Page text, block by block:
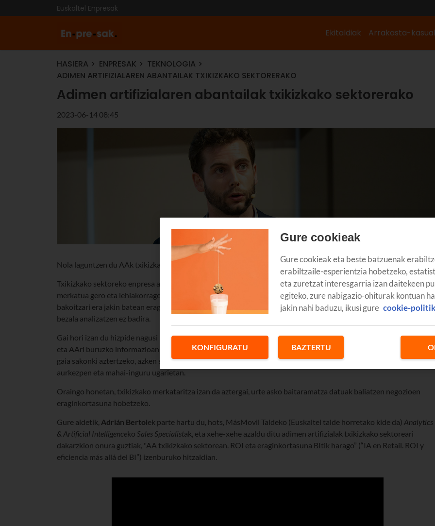
Euskaltel Enpresak
Ekitaldiak Arrakasta-
HASIERA ENPRESAK
TEKNOLOGIA
ADIMEN ARTIFIZIALAREN ABANTAILAK TXIKIZKAKO SEKTORERAKO
Adimen artifizialaren abantailak txikizkako sektorerako
2023-06-14 08:45
Nola laguntzen du AAk txikizkako negozio baten kudeaketa eraginkorragoa egiten eta salmentak hobetzen?
Txikizkako sektoreko enpresa askok Business Intelligence
ren ohiko analitika erabiltzen jarraitzen dute. Baina
merkatua gero eta lehiakorragoa da, eta nahitaezkoa da
kudeaketa denbora errealean optimizatzea, bezero
bakoitzari era jakin batean eragiten baitio. Izan ere, ez du askorik balio datu ugari izateak, aurrez datu horiek behar
bezala analizatzen ez badira.
Gai hori izan du hizpide nagusi Data4 Retailkongresuak, zeina Big Data Magazinek antolatu baitu, hots, Big data
eta AAri buruzko informazioan espezializatutako lehenengo komunikabideak. Aukera paregabea izan da
gaia sakonki aztertzeko, azken soluzioen berri eman baitute profesional eta adituek, kongresuan antolatutako
aurkezpen eta mahai-inguru ugarietan.
Oraingo honetan, txikizkako merkataritza izan da aztergai, urte asko baitaramatza datuak baliatzen negozioen
eraginkortasuna hobetzeko.
Gure aldetik, Adrián Bertolek parte hartu du, hots, MásMovil Taldeko (Euskaltel talde horretako kide da) Analytics
& Artificial Intelligenceko Sales Specialistak, eta xehe-xehe azaldu ditu adimen artifizialak txikizkako sektoreari
dakarzkion onura guztiak, "AA txikizkako sektorean. ROI eta eraginkortasuna BItik harago” (“IA en Retail. ROI y
eficiencia más allá del BI”) izenburuko hitzaldian.
Gure cookieak
Gure cookieak eta beste batzuenak
erabiltzaile-esperientzia hobetzeko,
eta zuretzat interesgarria izan daitekeen
egiteko, zure nabigazio-ohiturak kontuan
jakin nahi baduzu, ikusi gure cookie-
KONFIGURATU BAZTERTU